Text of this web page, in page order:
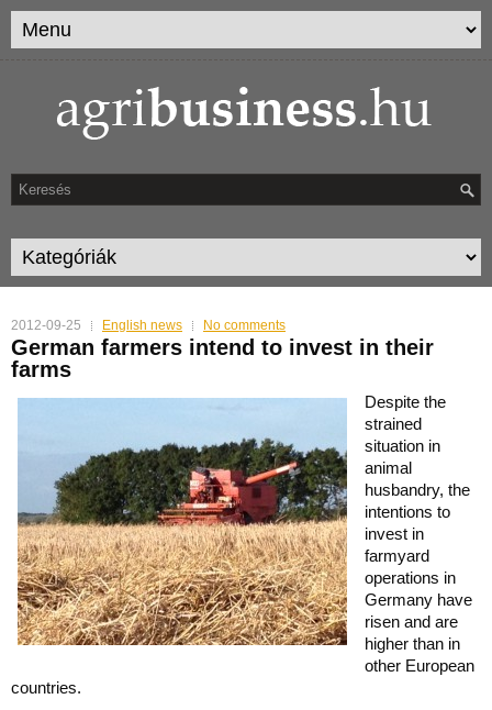
2012-09-25 English news No comments
German farmers intend to invest in their
farms
Despite the
strained
situation in
animal
husbandry, the
intentions to
invest in
farmyard
operations in
Germany have
risen and are
higher than in
other European
countries.